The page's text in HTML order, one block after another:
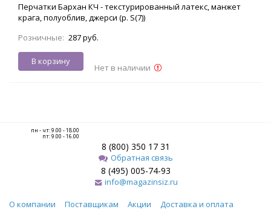
Перчатки Бархан КЧ - текстурированный латекс, манжет
крага, полуоблив, джерси (р. S(7))
Розничные: 287 руб.
В корзину
Нет в наличии
пн - чт: 9.00 - 18.00
пт: 9.00 - 16.00
8 (800) 350 17 31
Обратная связь
8 (495) 005-74-93
info@magazinsiz.ru
О компании Поставщикам Акции
Доставка и оплата